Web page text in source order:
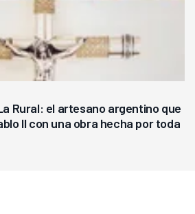
Rural: el artesano argentino que
II con una obra hecha por toda